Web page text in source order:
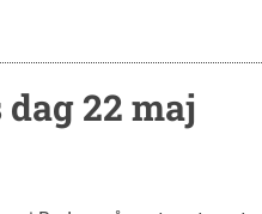
22 maj